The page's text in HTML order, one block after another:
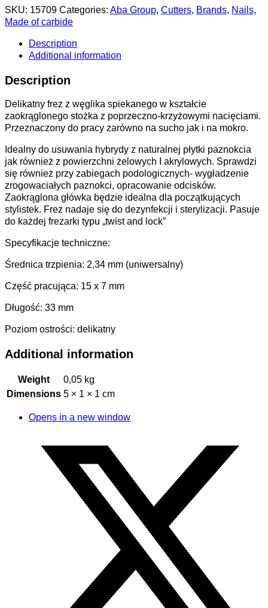
SKU: 15709 Categories: Aba Group, Cutters, Brands, Nails,
Made of carbide
Description
Additional information
Description
Delikatny frez z węglika spiekanego w kształcie
zaokrąglonego stożka z poprzeczno-krzyżowymi nacięciami.
Przeznaczony do pracy zarówno na sucho jak i na mokro.
Idealny do usuwania hybrydy z naturalnej płytki paznokcia
jak również z powierzchni żelowych I akrylowych. Sprawdzi
się również przy zabiegach podologicznych- wygładzenie
zrogowaciałych paznokci, opracowanie odcisków.
Zaokrąglona główka będzie idealna dla początkujących
stylistek. Frez nadaje się do dezynfekcji i sterylizacji. Pasuje
do każdej frezarki typu „twist and lock”
Specyfikacje techniczne:
Średnica trzpienia: 2,34 mm (uniwersalny)
Część pracująca: 15 x 7 mm
Długość: 33 mm
Poziom ostrości: delikatny
Additional information
Weight
0,05 kg
Dimensions 5 × 1 × 1 cm
Opens in a new window